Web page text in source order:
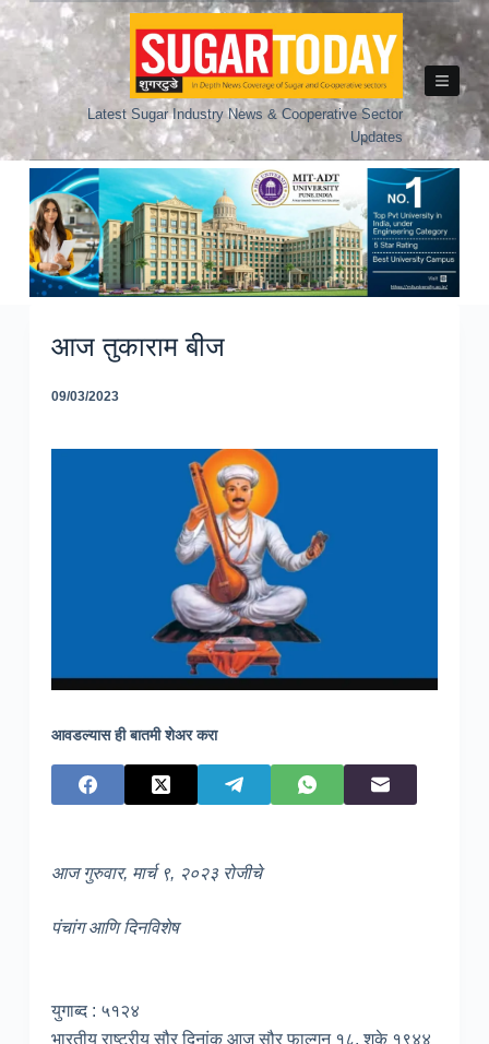
Skip
to
Latest Sugar Industry News & Cooperative Sector
Updates
आज तुकाराम बीज
09/03/2023
आवडल्यास ही बातमी शेअर करा
आज गुरुवार, मार्च ९, २०२३ रोजीचे
पंचांग आणि दिनविशेष
युगाब्द : ५१२४
भारतीय राष्ट्रीय सौर दिनांक आज सौर फाल्गुन १८, शके १९४४